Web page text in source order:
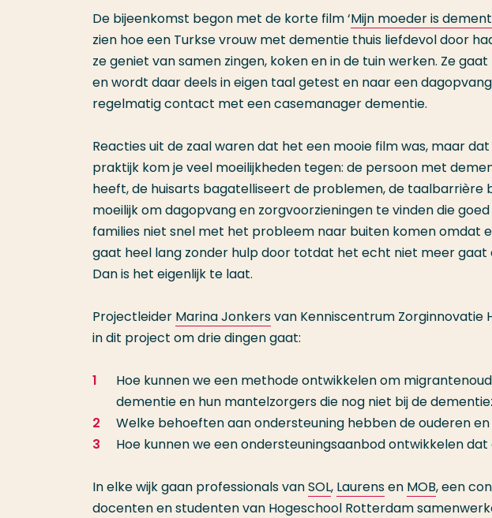
De bijeenkomst begon met de korte film ‘Mijn moeder is dement
zien hoe een Turkse vrouw met dementie thuis liefdevol door
ze geniet van samen zingen, koken en in de tuin werken. Ze
en wordt daar deels in eigen taal getest en naar een
regelmatig contact met een casemanager dementie.
Reacties uit de zaal waren dat het een mooie film was, maar
praktijk kom je veel moeilijkheden tegen: de persoon met
heeft, de huisarts bagatelliseert de problemen, de taalbarrière
moeilijk om dagopvang en zorgvoorzieningen te vinden die
families niet snel met het probleem naar buiten komen omdat
gaat heel lang zonder hulp door totdat het echt niet meer
Dan is het eigenlijk te laat.
Projectleider Marina Jonkersvan Kenniscentrum
in dit project om drie dingen gaat:
Hoe kunnen we een methode ontwikkelen om
dementie en hun mantelzorgers die nog niet bij de
Welke behoeften aan ondersteuning hebben de ouderen
Hoe kunnen we een ondersteuningsaanbod ontwikkelen
In elke wijk gaan professionals vanSOL, Laurensen MOB, een
docenten en studenten van Hogeschool Rotterdam